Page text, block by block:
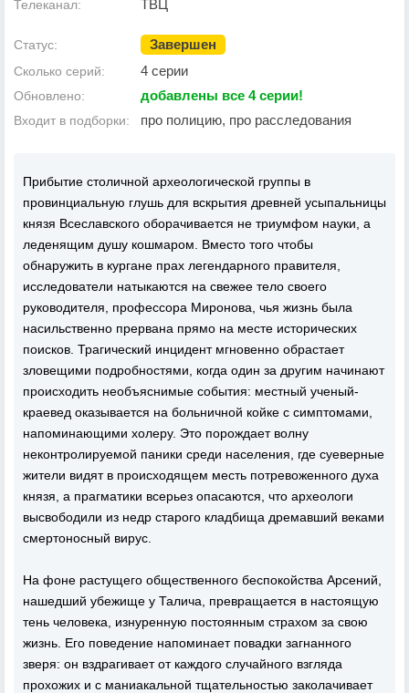
Телеканал: ТВЦ
Статус: Завершен
Сколько серий: 4 серии
Обновлено: добавлены все 4 серии!
Входит в подборки: про полицию, про расследования
Прибытие столичной археологической группы в
провинциальную глушь для вскрытия древней усыпальницы
князя Всеславского оборачивается не триумфом науки, а
леденящим душу кошмаром. Вместо того чтобы
обнаружить в кургане прах легендарного правителя,
исследователи натыкаются на свежее тело своего
руководителя, профессора Миронова, чья жизнь была
насильственно прервана прямо на месте исторических
поисков. Трагический инцидент мгновенно обрастает
зловещими подробностями, когда один за другим начинают
происходить необъяснимые события: местный ученый-
краевед оказывается на больничной койке с симптомами,
напоминающими холеру. Это порождает волну
неконтролируемой паники среди населения, где суеверные
жители видят в происходящем месть потревоженного духа
князя, а прагматики всерьез опасаются, что археологи
высвободили из недр старого кладбища дремавший веками
смертоносный вирус.
На фоне растущего общественного беспокойства Арсений,
нашедший убежище у Талича, превращается в настоящую
тень человека, изнуренную постоянным страхом за свою
жизнь. Его поведение напоминает повадки загнанного
зверя: он вздрагивает от каждого случайного взгляда
прохожих и с маниакальной тщательностью заколачивает